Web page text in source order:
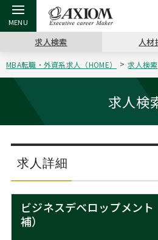
戻る
アクシアムの特長
サービス案内
コンサルタントの紹介
戻る
キャリア支援 TOP
キャリアデザイン講座
（最新求人市場動向）
ステージ別アドバイス
MBAの転職事例
戻る
転職ツール TOP
英文レジュメの書き方
職務経歴書の書き方
よくある面接Q&A集
戻る
転職コラム TOP
“展”職相談室
転職市場の明日をよめ
転職成功への4つの鍵
戻る
イベント・セミナー TOP
ジョブフェア
キャリアデザインセミナー
キャリアフォーラム
戻る
会社概要 TOP
沿革
主なクライアント
採用情報
求人検索 人材
MBA転職・外資系求人（HOME） 求人検索
求人検
求人詳細
ビジネスデベロップメン
補）